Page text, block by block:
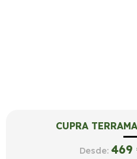
CUPRA
Desde: 469